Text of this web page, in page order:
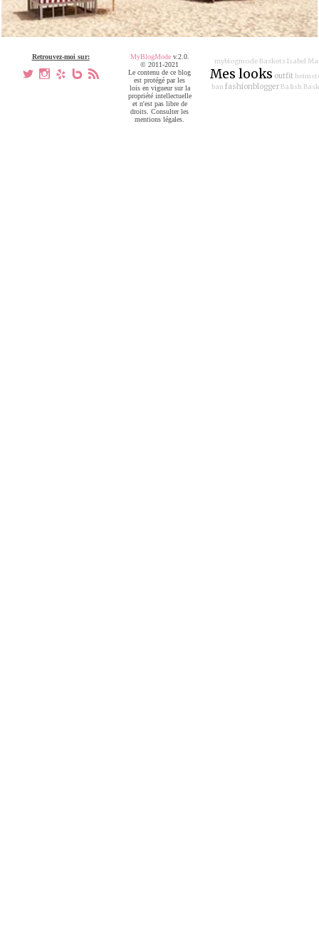
Retrouvez-moi sur:
a x h V ,
myblogmodeBaskets Isabel
Mes looks outfit
ban fashionbloggerBa&sh
MyBlogModev.2.0.
© 2011-2021
Le contenu de ce blog
est protégé par les
lois en vigueur sur la
propriété intellectuelle
et n'est pas libre de
droits. Consulter les
mentions légales.